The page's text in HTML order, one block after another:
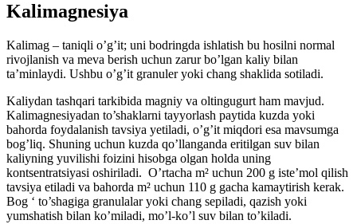
Kalimagnesiya
Kalimag – taniqli o’g’it; uni bodringda ishlatish bu hosilni normal
rivojlanish va meva berish uchun zarur bo’lgan kaliy bilan
ta’minlaydi. Ushbu o’g’it granuler yoki chang shaklida sotiladi.
Kaliydan tashqari tarkibida magniy va oltingugurt ham mavjud.
Kalimagnesiyadan to’shaklarni tayyorlash paytida kuzda yoki
bahorda foydalanish tavsiya yetiladi, o’g’it miqdori esa mavsumga
bog’liq. Shuning uchun kuzda qo’llanganda eritilgan suv bilan
kaliyning yuvilishi foizini hisobga olgan holda uning
kontsentratsiyasi oshiriladi. O’rtacha m² uchun 200 g iste’mol qilish
tavsiya etiladi va bahorda m² uchun 110 g gacha kamaytirish kerak.
Bog ‘ to’shagiga granulalar yoki chang sepiladi, qazish yoki
yumshatish bilan ko’miladi, mo’l-ko’l suv bilan to’kiladi.